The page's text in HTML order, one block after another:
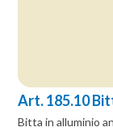
Art. 185.10
Bitta in alluminio